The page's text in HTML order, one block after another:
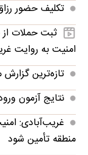
تکلیف حضور
ثبت حملات
امنیت به روایت
تازه‌ترین
نتایج آزمون
غریب‌آبادی:
منطقه تأمین شود